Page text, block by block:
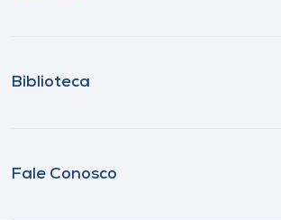
Biblioteca
Fale Conosco